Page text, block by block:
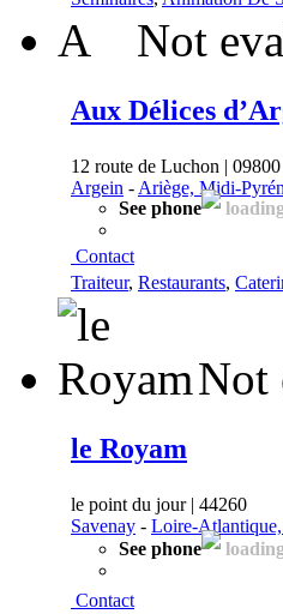
A Not
Aux Délices
12 route de Luchon | 09800
Argein - Ariège, Midi-
See phone
Contact
Traiteur, Restaurants,
Not
le Royam
le point du jour | 44260
Savenay - Loire-
See phone
Contact